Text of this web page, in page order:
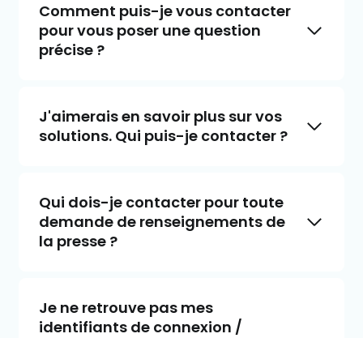
Comment puis-je vous contacter
pour vous poser une question
précise ?
J'aimerais en savoir plus sur vos
solutions. Qui puis-je contacter ?
Qui dois-je contacter pour toute
demande de renseignements de
la presse ?
Je ne retrouve pas mes
identifiants de connexion /